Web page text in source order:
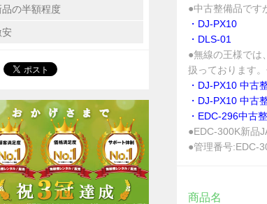
●中古整備品です
・DJ-PX10
・DLS-01
●無線の王様では
扱っております
・DJ-PX10 中古
・DJ-PX10 中古
・EDC-296中古
●EDC-300K新品
●管理番号:EDC-
商品名
品の半額程度
安